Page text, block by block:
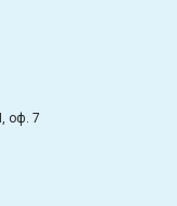
оф. 7